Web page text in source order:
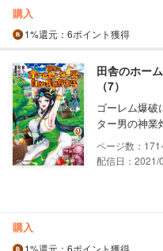
購入
1%還元 ：6ポイント獲得
田舎のホー
（7）
ゴーレム爆破
ター男の神業
171
配信日：2021/
購入
1%還元 ：6ポイント獲得